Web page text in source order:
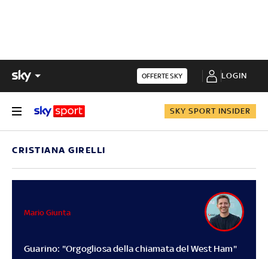
OFFERTE SKY LOGIN
SKY SPORT INSIDER
CRISTIANA GIRELLI
Guarino: "Orgogliosa della chiamata del West Ham"
Mario Giunta